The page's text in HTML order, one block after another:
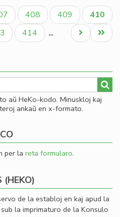
la
Paĝo
408 Paĝo
409
Aktuala
paĝo
410
Paĝo
414 …
Last
page
Next
page
aŭ HeKo-kodo. Minuskloj kaj
ankaŭ en x-formato.
per la reta formularo.
(HEKO)
de la establoj en kaj apud la
la imprimaturo de la Konsulo